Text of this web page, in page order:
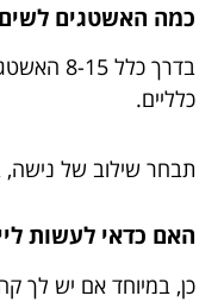
כמה האשטגים
כלליים.
תבחר שילוב של נישה,
האם כדאי לעשות
כן, במיוחד אם יש לך